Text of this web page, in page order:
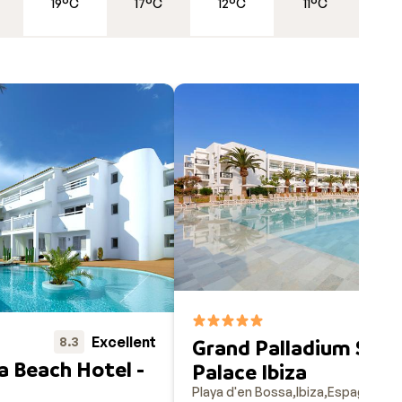
est
19°C 17°C 12°C 11°C
8.3 Excellent
Beach Hotel -
Grand Palladium
Palace Ibiza
Playa d'en Bossa Ibiza Espagne